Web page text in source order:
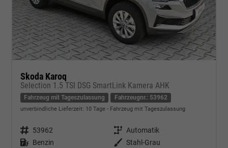
Skoda Karoq
Selection 1.5 TSI DSG SmartLink Kamera AHK
Fahrzeug mit Tageszulassung Fahrzeugnr.: 53962
unverbindliche Lieferzeit: 10 Tage Fahrzeug mit Tageszulassung
Fahrzeugnr. 53962 Getriebe Automatik
Kraftstoff Benzin Außenfarbe Stahl-Grau